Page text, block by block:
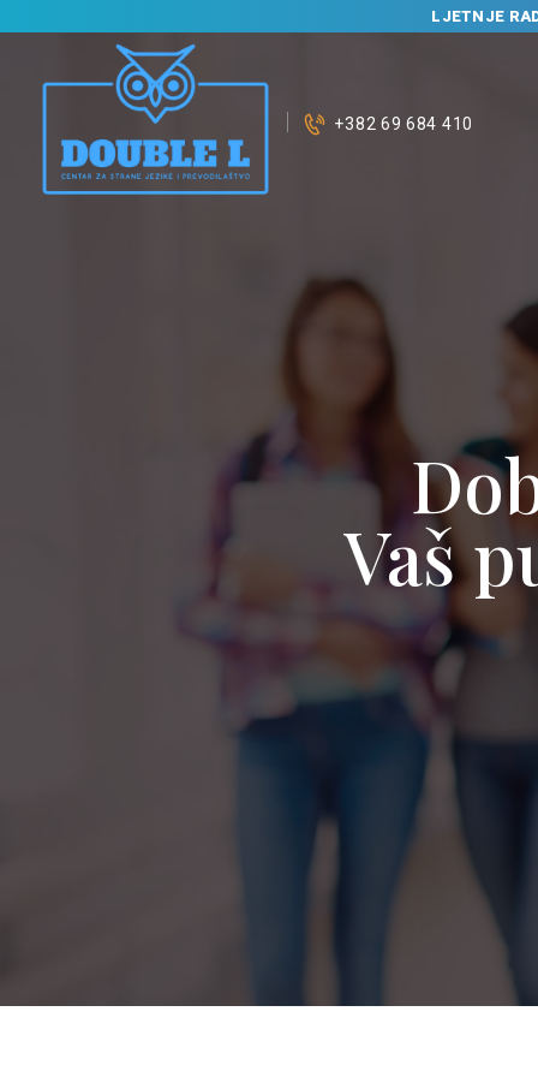
LJETNJE
+382 69 684 410
Vaš